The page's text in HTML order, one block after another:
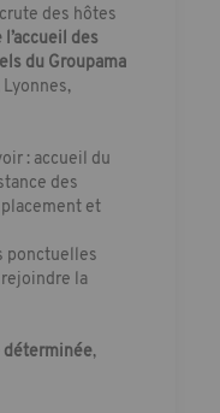
des hôtes
des
du Groupama
Lyonnes,
: accueil du
des
et
ponctuelles
rejoindre la
déterminée,